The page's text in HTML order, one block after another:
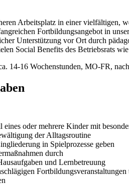
Arbeitsplatz in einer vielfältigen,
Fortbildungsangebot in
Unterstützung vor Ort durch
Social Benefits des Betriebsrats
14-16 Wochenstunden, MO-FR,
eines oder mehrere Kinder mit
der Alltagsroutine
in Spielprozesse geben
durch
und Lernbetreuung
Fortbildungsveranstaltungen